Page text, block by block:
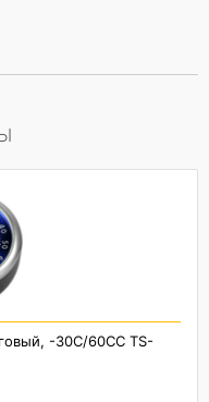
-30С/60СС TS-